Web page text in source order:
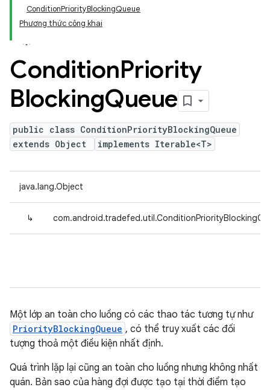
ConditionPriorityBlockingQueue
Phương thức công khai
ConditionPriority
BlockingQueue
public class ConditionPriorityBlockingQueue
extends Object
implements Iterable<T>
java.lang.Object
↳
Một lớp an toàn cho luồng có các thao tác tương tự như
PriorityBlockingQueue , có thể truy xuất các đối
tượng thoả một điều kiện nhất định.
Quá trình lặp lại cũng an toàn cho luồng nhưng không nhất
quán. Bản sao của hàng đợi được tạo tại thời điểm tạo